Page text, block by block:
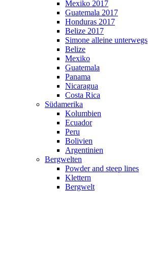
Mexiko 2017
Guatemala 2017
Honduras 2017
Belize 2017
Simone alleine unterwegs
Belize
Mexiko
Guatemala
Panama
Nicaragua
Costa Rica
Südamerika
Kolumbien
Ecuador
Peru
Bolivien
Argentinien
Bergwelten
Powder and steep lines
Klettern
Bergwelt